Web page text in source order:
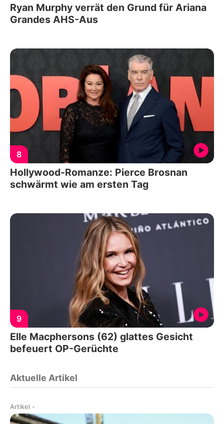
Ryan Murphy verrät den Grund für Ariana
Grandes AHS-Aus
8
Hollywood-Romanze: Pierce Brosnan
schwärmt wie am ersten Tag
9
Elle Macphersons (62) glattes Gesicht
befeuert OP-Gerüchte
Aktuelle Artikel
Artikel -